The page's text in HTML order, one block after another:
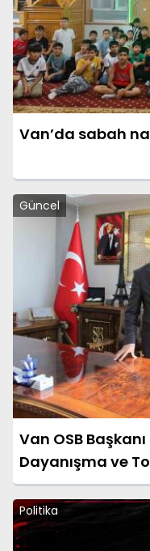
Van’da sabah
Güncel
Van OSB
Dayanışma ve
kanun teklifine
Politika